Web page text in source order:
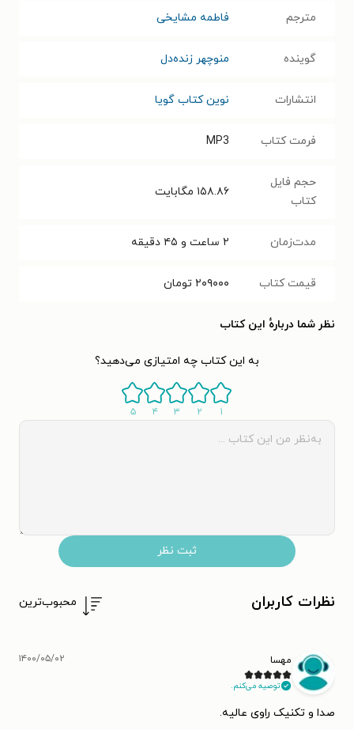
مترجم فاطمه مشایخی
گوینده منوچهر زنده‌دل
انتشارات نوین کتاب گویا
فرمت کتاب MP3
حجم فایل
کتاب
۱۵۸.۸۶ مگابایت
مدت‌زمان ۲ ساعت و ۴۵ دقیقه
قیمت کتاب ۲۰۹۰۰۰ تومان
نظر شما دربارهٔ این کتاب
به این کتاب چه امتیازی می‌دهید؟
۱ ۲ ۳ ۴ ۵
ثبت نظر
نظرات کاربران محبوب‌ترین
مهسا
توصیه می‌کنم.
۱۴۰۰/۰۵/۰۲
صدا و تکنیک راوی عالیه.